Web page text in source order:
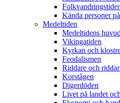
Kända personer
Medeltiden
Medeltidens
Vikingatiden
Kyrkan och
Feodalismen
Riddare och
Korstågen
Digerdöden
Livet på landet